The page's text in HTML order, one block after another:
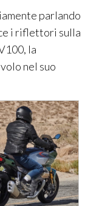
parlando
i riflettori sulla
la
nel suo